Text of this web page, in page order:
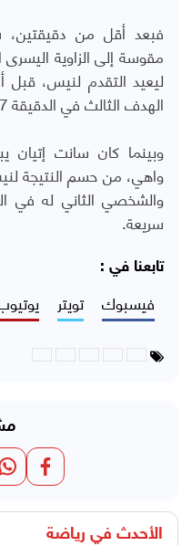
فبعد أقل من دقيقتين،
مقوسة إلى الزاوية
ليعيد التقدم لنيس،
الهدف الثالث في الدقيقة 87 بعد تمريرة من توم لوشيه.
وبينما كان سانت
واهي، من حسم النتيجة
سريعة.
تابعنا في :
فيسبوك تويتر
الأحدث في رياضة